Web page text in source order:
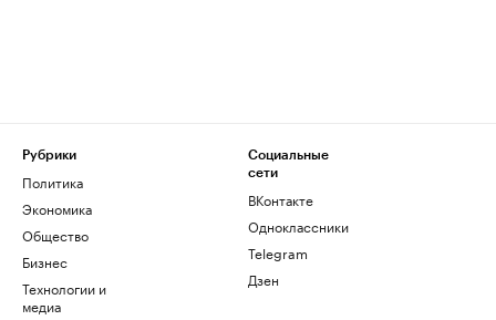
Рубрики
Политика
Экономика
Общество
Бизнес
Технологии и
медиа
Социальные
сети
ВКонтакте
Одноклассники
Telegram
Дзен